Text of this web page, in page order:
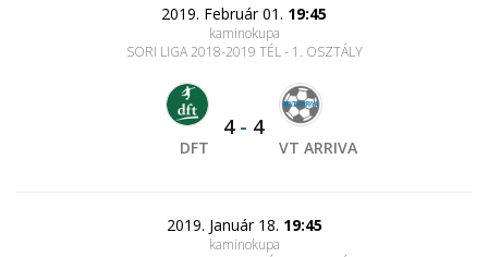
2019. Február 01. 19:45
kaminokupa
SORI LIGA 2018-2019 TÉL - 1. OSZTÁLY
DFT
4- 4
VT ARRIVA
2019. Január 18. 19:45
kaminokupa